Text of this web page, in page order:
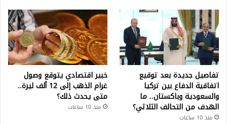
تفاصيل جديدة بعد توقيع
اتفاقية الدفاع بين تركيا
والسعودية وباكستان.. ما
الهدف من التحالف الثلاثي؟
منذ 10 ساعات
خبير اقتصادي يتوقع وصول
غرام الذهب إلى 12 ألف ليرة..
متى يحدث ذلك؟
منذ 10 ساعات